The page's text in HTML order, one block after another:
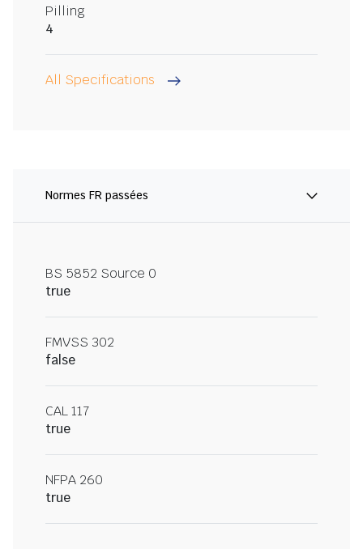
Pilling
4
All Specifications
Normes FR passées
BS 5852 Source 0
true
FMVSS 302
false
CAL 117
true
NFPA 260
true